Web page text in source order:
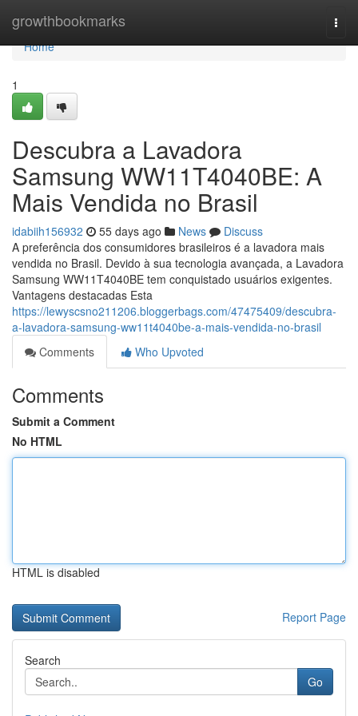
growthbookmarks
Home
Home
1
Descubra a Lavadora
Samsung WW11T4040BE: A
Mais Vendida no Brasil
idabiih156932 55 days ago News
Discuss
A preferência dos consumidores brasileiros é a lavadora mais
vendida no Brasil. Devido à sua tecnologia avançada, a Lavadora
Samsung WW11T4040BE tem conquistado usuários exigentes.
Vantagens destacadas Esta
https://lewyscsno211206.bloggerbags.com/47475409/descubra-
a-lavadora-samsung-ww11t4040be-a-mais-vendida-no-brasil
Comments
Who Upvoted
Comments
Submit a Comment
No HTML
HTML is disabled
Report Page
Search
Go